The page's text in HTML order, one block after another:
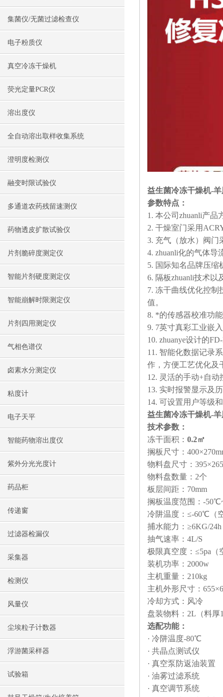
集菌仪/无菌过滤检查仪
电子粉质仪
真空冷冻干燥机
荧光定量PCR仪
溶出度仪
全自动溶出取样收集系统
澄明度检测仪
融变时限试验仪
多通道农药残留速测仪
药物透皮扩散试验仪
片剂脆碎度测定仪
智能片剂硬度测定仪
智能崩解时限测定仪
片剂四用测定仪
气相色谱仪
卤素水分测定仪
粘度计
电子天平
智能药物溶出度仪
紫外分光光度计
药品柜
传递窗
过滤器检漏仪
采集器
检测仪
风量仪
尘埃粒子计数器
浮游菌采样器
试验箱
益生菌冷冻干燥机-
参数特点：
1. 本公司zhuanli产
2. 干燥室门采用
3. 充气（放水）阀门
4. zhuanli化的气体
5. 国际知名品牌压缩
6. 隔板zhuanli技术
7. 冻干曲线优化控
值。
8. *的传感器校准功
9. 7英寸真彩工业嵌
10. zhuanye设计的
11. 智能化数据记录
作，方便工艺优化及
12. 灵活的手动+自
13. 实时报警显示及
14. 可设置用户等级
益生菌冷冻干燥机-
技术参数：
冻干面积： 0.2㎡
搁板尺寸：
物料盘尺寸：
物料盘数量：2个
板层间距：70mm
搁板温度范围：-
冷阱温度：≤-60℃（
捕水能力：≥6KG/24h
抽气速率：4L/S
极限真空度：≤5pa（
装机功率：2000w
主机重量：210kg
主机外形尺寸：
冷却方式：风冷
盘装物料：2L（料厚
选配功能：
· 冷阱温度-80℃
· 共晶点测试仪
· 真空泵防返油装置
· 油雾过滤系统
· 真空调节系统